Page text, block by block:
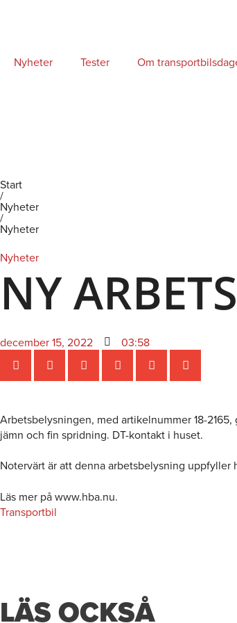
Nyheter
Tester Om
Start
/
Nyheter
/
Nyheter
Nyheter
NY
december 15, 2022 03:58
Arbetsbelysningen, med artikelnummer 18-
jämn och fin spridning. DT-kontakt i huset.
Notervärt är att denna arbetsbelysning uppfyller
Läs mer på www.hba.nu.
Transportbil
LÄS OCKSÅ